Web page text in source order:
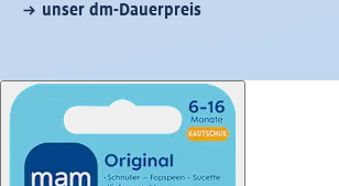
unser dm-Dauerpreis